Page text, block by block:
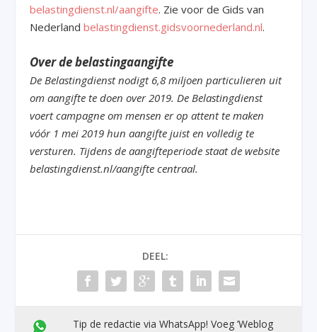
belastingdienst.nl/aangifte. Zie voor de Gids van
Nederlandbelastingdienst.gidsvoornederland.nl.
Over de belastingaangifte
De Belastingdienst nodigt 6,8 miljoen particulieren uit
om aangifte te doen over 2019. De Belastingdienst
voert campagne om mensen er op attent te maken
vóór 1 mei 2019 hun aangifte juist en volledig te
versturen. Tijdens de aangifteperiode staat de website
belastingdienst.nl/aangifte centraal.
DEEL:
Tip de redactie via WhatsApp! Voeg ’Weblog